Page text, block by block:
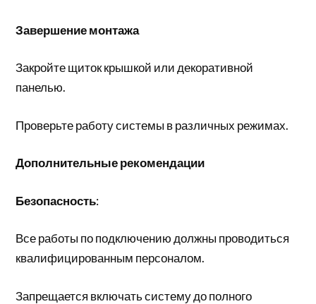
Завершение монтажа
Закройте щиток крышкой или декоративной
панелью.
Проверьте работу системы в различных режимах.
Дополнительные рекомендации
Безопасность:
Все работы по подключению должны проводиться
квалифицированным персоналом.
Запрещается включать систему до полного